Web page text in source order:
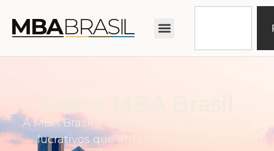
A MBA Brasil é uma organização sem fins
lucrativos que atua em duas frentes: